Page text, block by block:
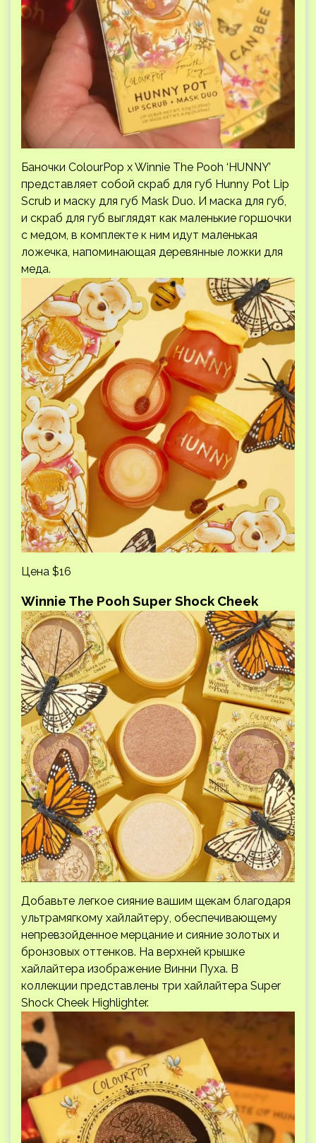
Баночки ColourPop x Winnie The Pooh ‘HUNNY’
представляет собой скраб для губ Hunny Pot Lip
Scrub и маску для губ Mask Duo. И маска для губ,
и скраб для губ выглядят как маленькие горшочки
с медом, в комплекте к ним идут маленькая
ложечка, напоминающая деревянные ложки для
меда.
Цена $16
Winnie The Pooh Super Shock Cheek
Добавьте легкое сияние вашим щекам благодаря
ультрамягкому хайлайтеру, обеспечивающему
непревзойденное мерцание и сияние золотых и
бронзовых оттенков. На верхней крышке
хайлайтера изображение Винни Пуха. В
коллекции представлены три хайлайтера Super
Shock Cheek Highlighter.